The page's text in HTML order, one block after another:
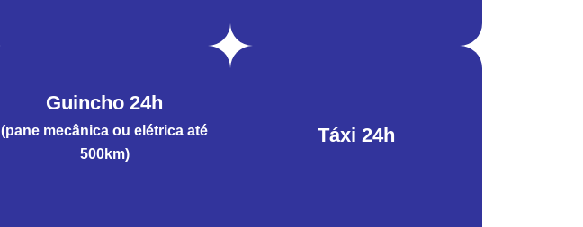
Guincho 24h
(pane mecânica ou elétrica até
500km)
Táxi 24h